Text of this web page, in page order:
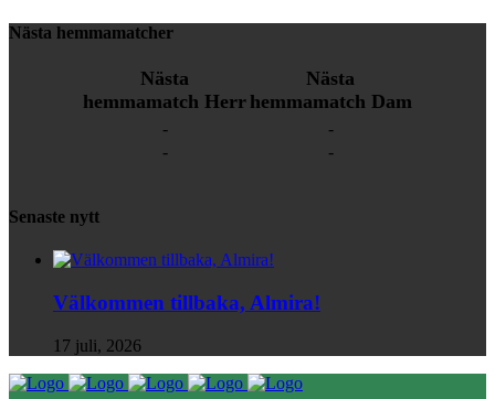
Nästa hemmamatcher
Nästa
hemmamatch Herr
-
-
Nästa
hemmamatch Dam
-
-
Senaste nytt
Välkommen tillbaka, Almira!
17 juli, 2026